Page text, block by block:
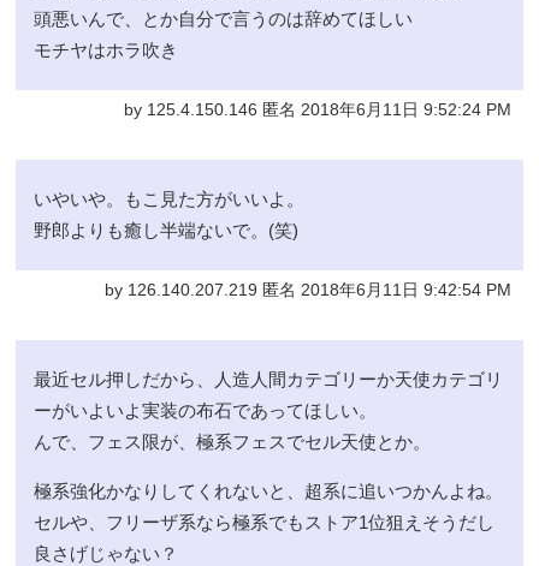
頭悪いんで、とか自分で言うのは辞めてほしい
モチヤはホラ吹き
by 125.4.150.146 匿名 2018年6月11日 9:52:24 PM
いやいや。もこ見た方がいいよ。
野郎よりも癒し半端ないで。(笑)
by 126.140.207.219 匿名 2018年6月11日 9:42:54 PM
最近セル押しだから、人造人間カテゴリーか天使カテゴリ
ーがいよいよ実装の布石であってほしい。
んで、フェス限が、極系フェスでセル天使とか。
極系強化かなりしてくれないと、超系に追いつかんよね。
セルや、フリーザ系なら極系でもストア1位狙えそうだし
良さげじゃない？